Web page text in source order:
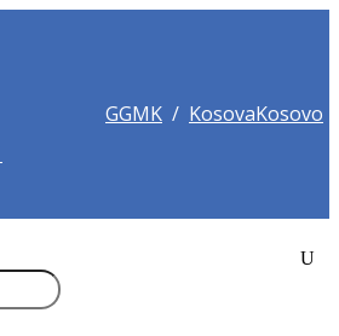
GGMK / KosovaKosovo